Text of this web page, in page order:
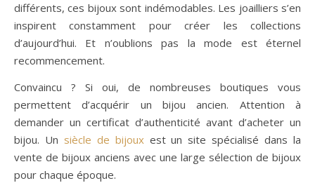
différents, ces bijoux sont indémodables. Les joailliers s’en
inspirent constamment pour créer les collections
d’aujourd’hui. Et n’oublions pas la mode est éternel
recommencement.
Convaincu ? Si oui, de nombreuses boutiques vous
permettent d’acquérir un bijou ancien. Attention à
demander un certificat d’authenticité avant d’acheter un
bijou. Un siècle de bijouxest un site spécialisé dans la
vente de bijoux anciens avec une large sélection de bijoux
pour chaque époque.